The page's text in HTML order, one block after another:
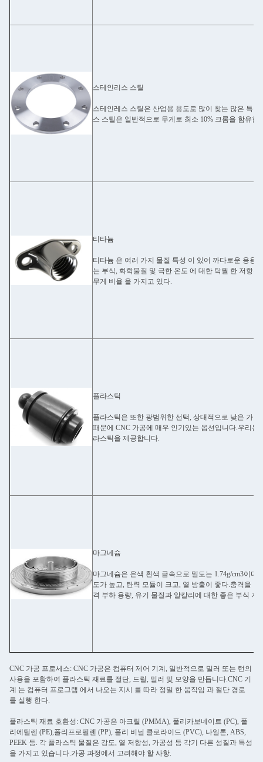
스테인리스 스틸
스테인레스 스틸은 산업용 용도로 많이 찾는 많은 특
스 스틸은 일반적으로 무게로 최소 10% 크롬을 함유합
티타늄
티타늄 은 여러 가지 물질 특성 이 있어 까다로운 응용
는 부식, 화학물질 및 극한 온도 에 대한 탁월 한 저항
무게 비율 을 가지고 있다.
플라스틱
플라스틱은 또한 광범위한 선택, 상대적으로 낮은 가
때문에 CNC 가공에 매우 인기있는 옵션입니다.우리는
라스틱을 제공합니다.
마그네슘
마그네슘은 은색 흰색 금속으로 밀도는 1.74g/cm3이
도가 높고, 탄력 모듈이 크고, 열 방출이 좋다.충격을
격 부하 용량, 유기 물질과 알칼리에 대한 좋은 부식 저
CNC 가공 프로세스: CNC 가공은 컴퓨터 제어 기계, 일반적으로 밀러 또는 턴의
사용을 포함하여 플라스틱 재료를 절단, 드릴, 밀러 및 모양을 만듭니다.CNC 기
계 는 컴퓨터 프로그램 에서 나오는 지시 를 따라 정밀 한 움직임 과 절단 경로
를 실행 한다.
플라스틱 재료 호환성: CNC 가공은 아크릴 (PMMA), 폴리카보네이트 (PC), 폴
리에틸렌 (PE),폴리프로필렌 (PP), 폴리 비닐 클로라이드 (PVC), 나일론, ABS,
PEEK 등. 각 플라스틱 물질은 강도, 열 저항성, 가공성 등 각기 다른 성질과 특성
을 가지고 있습니다.가공 과정에서 고려해야 할 사항.